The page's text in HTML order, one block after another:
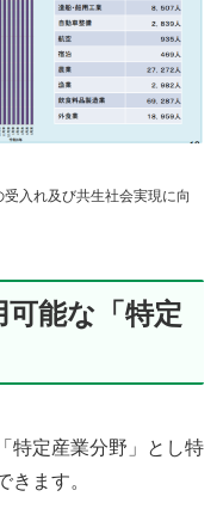
入れ及び共生社会実現に向
能な「特定
特定産業分野」とし特
きます。